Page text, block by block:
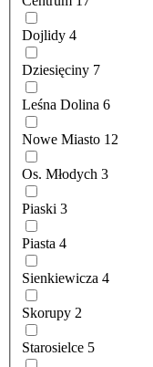
Dojlidy 4
Dziesięciny 7
Leśna Dolina 6
Nowe Miasto 12
Os. Młodych 3
Piaski 3
Piasta 4
Sienkiewicza 4
Skorupy 2
Starosielce 5